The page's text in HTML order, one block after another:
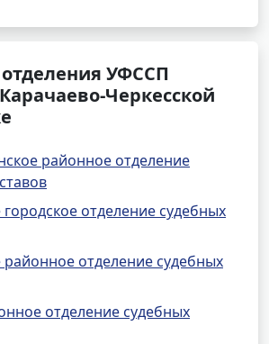
УФССП
Черкесской
районное отделение
отделение судебных
районное отделение судебных
отделение судебных